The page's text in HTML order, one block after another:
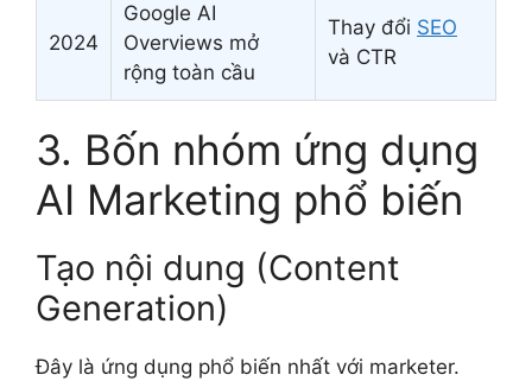
2024
Google AI
Overviews mở
rộng toàn cầu
Thay đổi SEO
và CTR
3. Bốn nhóm ứng dụng
AI Marketing phổ biến
Tạo nội dung (Content
Generation)
Đây là ứng dụng phổ biến nhất với marketer.